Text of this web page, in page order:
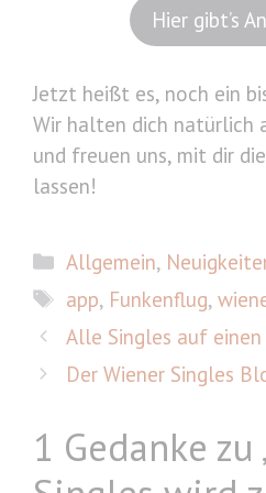
Hier gibt’s
Jetzt heißt es, noch ein
Wir halten dich natürlich
und freuen uns, mit dir
lassen!
Kategorien
Allgemein,
Schlagwörter
app, Funkenflug,
Alle Singles auf
Der Wiener Singles
1 Gedanke zu